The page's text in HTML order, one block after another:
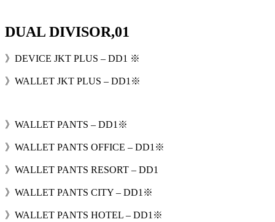
DUAL DIVISOR,01
》DEVICE JKT PLUS – DD1 ※
》WALLET JKT PLUS – DD1※
》WALLET PANTS – DD1※
》WALLET PANTS OFFICE – DD1※
》WALLET PANTS RESORT – DD1
》WALLET PANTS CITY – DD1※
》WALLET PANTS HOTEL – DD1※